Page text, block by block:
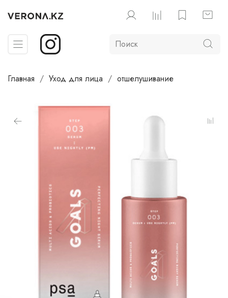
Главная Уход для лица отшелушивание